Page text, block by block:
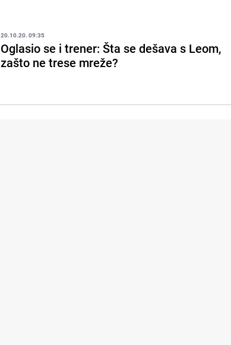
20.10.20. 09:35
Oglasio se i trener: Šta se dešava s Leom,
zašto ne trese mreže?